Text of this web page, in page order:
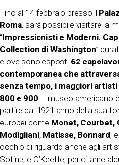
Fino al 14 febbraio presso il
Roma, sarà possibile visitare la
“Impressionisti e Moderni.
Collection di Washington”
e ove sono esposti 62
contemporanea che
senza tempo, i maggiori
800 e 900. Il museo americano
partire dal 1921 anno della sua
europei come Monet, Courbet,
Modigliani, Matisse, Bonnard,
occhio di riguardo anche agli
Sotine, e O’Keeffe, per citarne